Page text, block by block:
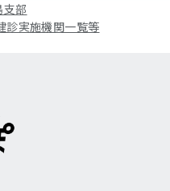
支部
診実施機関一覧等